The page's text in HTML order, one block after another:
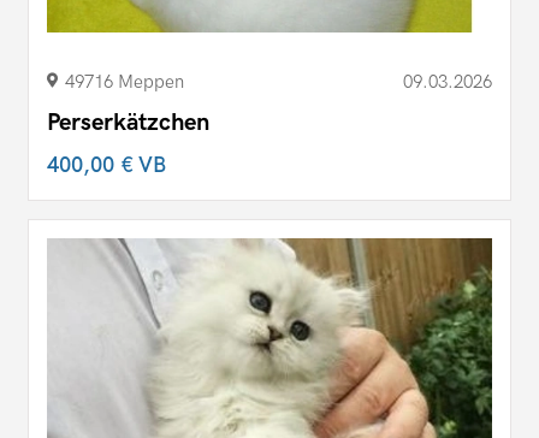
49716 Meppen 09.03.2026
Perserkätzchen
400,00 €VB